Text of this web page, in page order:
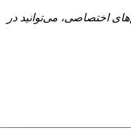
اختصاصی، می‌توانید در